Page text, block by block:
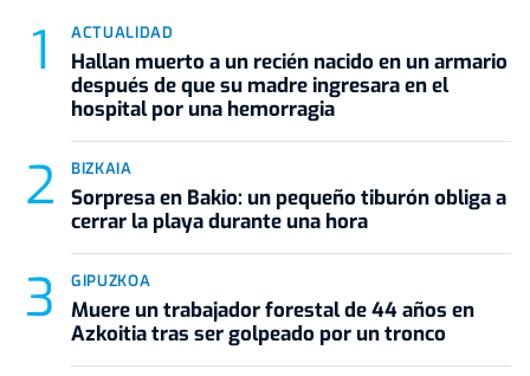
ACTUALIDAD
Hallan muerto a un recién nacido en un armario
después de que su madre ingresara en el
hospital por una hemorragia
BIZKAIA
Sorpresa en Bakio: un pequeño tiburón obliga a
cerrar la playa durante una hora
GIPUZKOA
Muere un trabajador forestal de 44 años en
Azkoitia tras ser golpeado por un tronco